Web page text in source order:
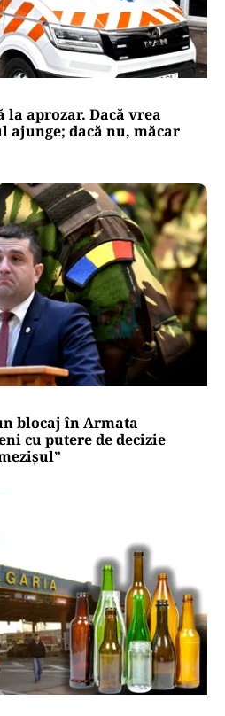
la aprozar. Dacă vrea
ajunge; dacă nu, măcar
blocaj în Armata
cu putere de decizie